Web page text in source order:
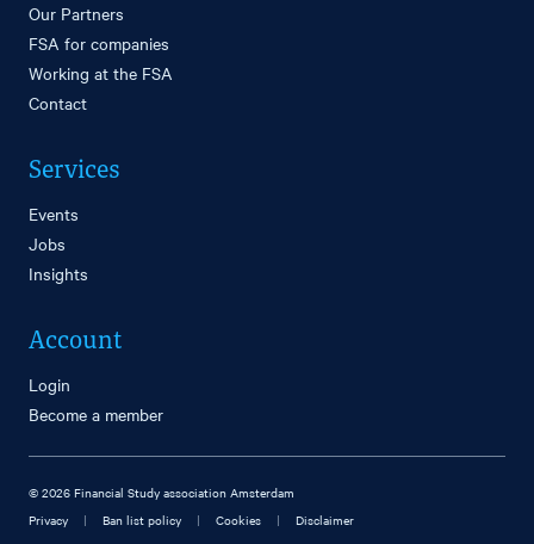
Our Partners
FSA for companies
Working at the FSA
Contact
Services
Events
Jobs
Insights
Account
Login
Become a member
© 2026 Financial Study association Amsterdam
Privacy
| Ban list policy | Cookies | Disclaimer